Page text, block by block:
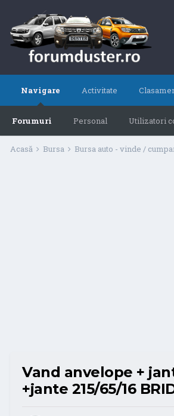
Navigare
Forumuri Personal Utilizatori
Activitate
Acasă Bursa Bursa auto - vinde /
Vand anvelope +
+jante 215/65/16